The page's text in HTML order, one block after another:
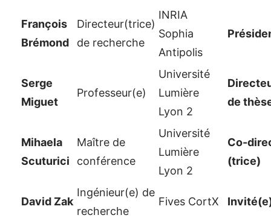
François
Brémond
Directeur(trice)
de recherche
INRIA
Sophia
Antipolis
Serge
Miguet
Professeur(e)
Université
Lumière
Lyon 2
de
Mihaela
Scuturici
Maître de
conférence
Université
Lumière
Lyon 2
Co-
(trice)
David Zak
Ingénieur(e) de
recherche
Fives CortX